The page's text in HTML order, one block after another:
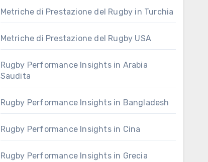
Metriche di Prestazione del Rugby in Turchia
Metriche di Prestazione del Rugby USA
Rugby Performance Insights in Arabia
Saudita
Rugby Performance Insights in Bangladesh
Rugby Performance Insights in Cina
Rugby Performance Insights in Grecia